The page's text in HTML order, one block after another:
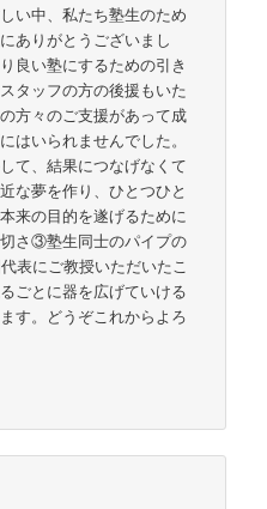
い中、私たち塾生のため
ありがとうございまし
良い塾にするための引き
タッフの方の後援もいた
方々のご支援があって成
はいられませんでした。
て、結果につなげなくて
な夢を作り、ひとつひと
来の目的を遂げるために
さ③塾生同士のパイプの
表にご教授いただいたこ
ごとに器を広げていける
す。どうぞこれからよろ